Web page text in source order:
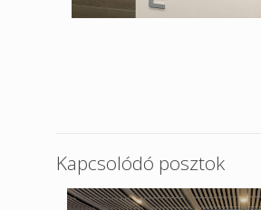
Kapcsolódó posztok